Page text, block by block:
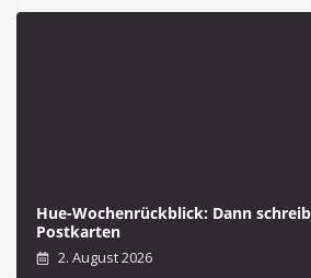
Hue-Wochenrückblick: Dann
Postkarten
2. August 2026